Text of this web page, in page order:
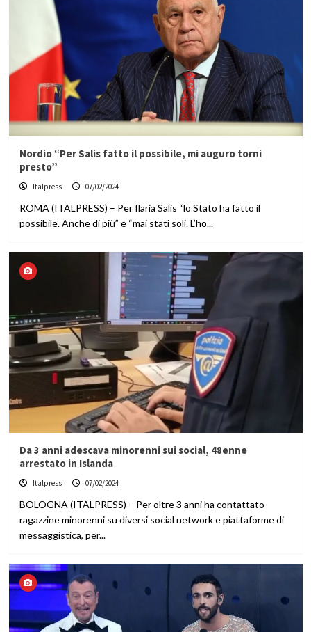
Nordio “Per Salis fatto il possibile, mi auguro torni
presto”
Italpress 07/02/2024
ROMA (ITALPRESS) – Per Ilaria Salis “lo Stato ha fatto il
possibile. Anche di più” e “mai stati soli. L’ho...
Da 3 anni adescava minorenni sui social, 48enne
arrestato in Islanda
Italpress 07/02/2024
BOLOGNA (ITALPRESS) – Per oltre 3 anni ha contattato
ragazzine minorenni su diversi social network e piattaforme di
messaggistica, per...